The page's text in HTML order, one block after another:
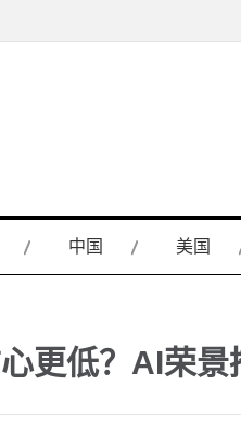
中国 美国
更低？AI荣